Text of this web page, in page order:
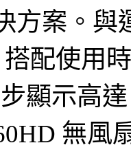
方案。與
搭配使用
顯示高
無風